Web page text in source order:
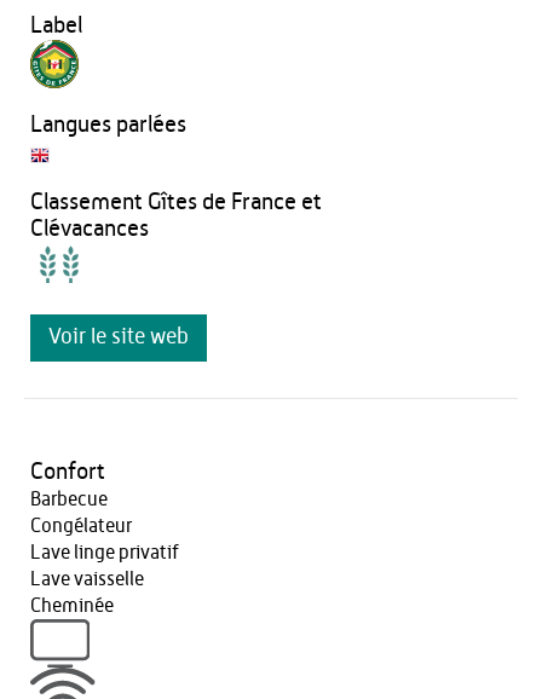
Label
Langues parlées
Classement Gîtes de France et
Clévacances
Voir le site web
Confort
Barbecue
Congélateur
Lave linge privatif
Lave vaisselle
Cheminée